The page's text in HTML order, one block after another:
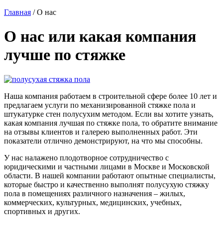
Главная /О нас
О нас или какая компания
лучше по стяжке
Наша компания работаем в строительной сфере более 10 лет и
предлагаем услуги по механизированной стяжке пола и
штукатурке стен полусухим методом. Если вы хотите узнать,
какая компания лучшая по стяжке пола, то обратите внимание
на отзывы клиентов и галерею выполненных работ. Эти
показатели отлично демонстрируют, на что мы способны.
У нас налажено плодотворное сотрудничество с
юридическими и частными лицами в Москве и Московской
области. В нашей компании работают опытные специалисты,
которые быстро и качественно выполнят полусухую стяжку
пола в помещениях различного назначения – жилых,
коммерческих, культурных, медицинских, учебных,
спортивных и других.